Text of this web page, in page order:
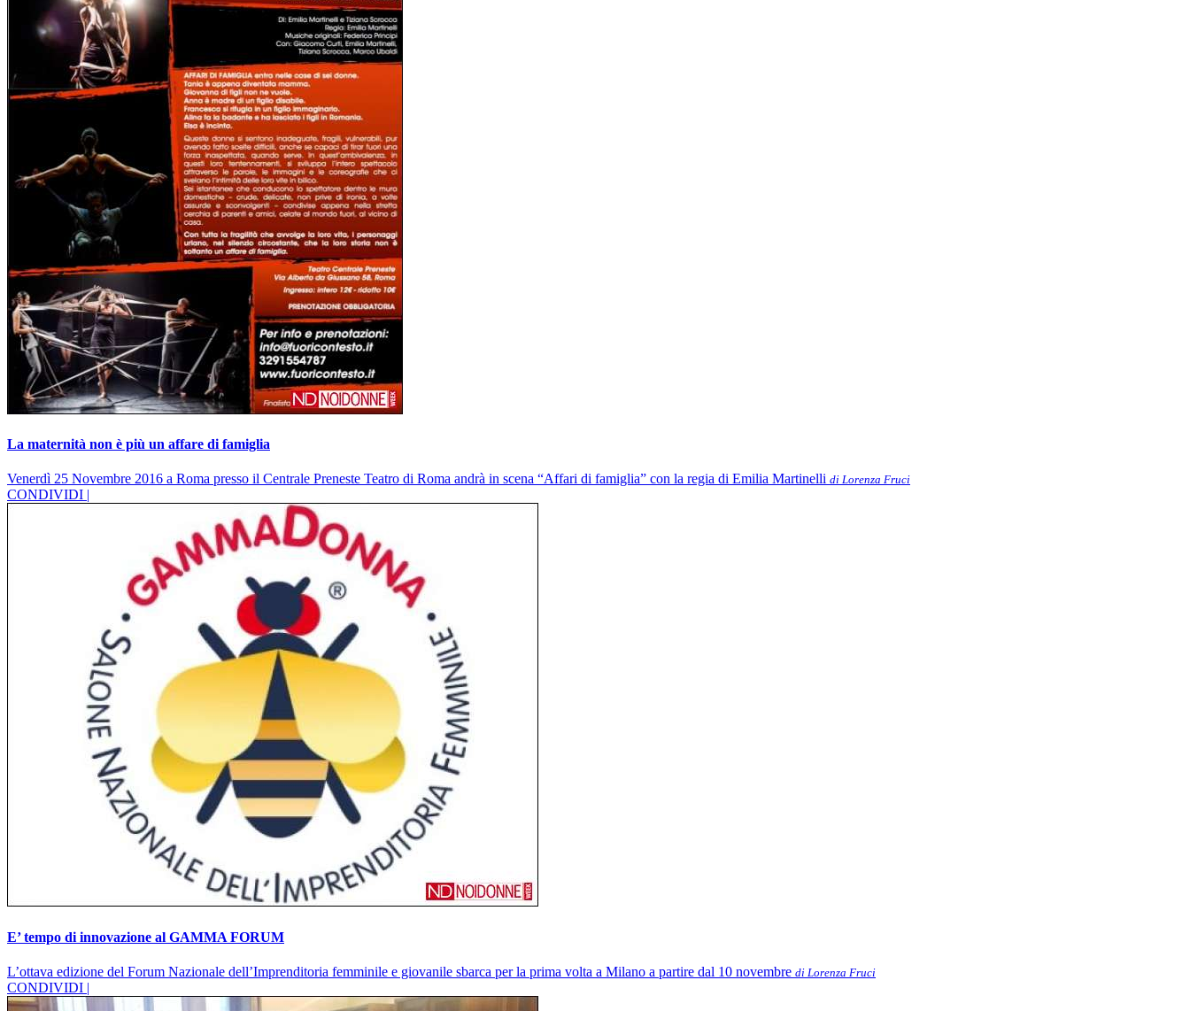
La maternità non è più un affare di famiglia
Venerdì 25 Novembre 2016 a Roma presso il Centrale Preneste Teatro di Roma andrà in scena “Affari di famiglia” con la regia di Emilia Martinelli di Lorenza Fruci
CONDIVIDI |
E’ tempo di innovazione al GAMMA FORUM
L’ottava edizione del Forum Nazionale dell’Imprenditoria femminile e giovanile sbarca per la prima volta a Milano a partire dal 10 novembre di Lorenza Fruci
CONDIVIDI |